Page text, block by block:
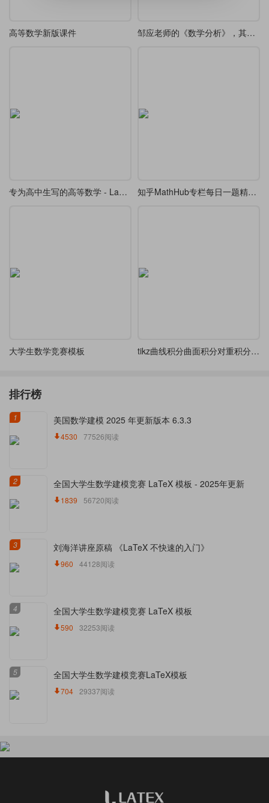
高等数学新版课件 邹应老师的《数学分析》，其上册重排本已上线。
专为高中生写的高等数学 - LaTeX 精排制作 知乎MathHub专栏每日一题精排本开源
大学生数学竞赛模板 tikz曲线积分曲面积分对重积分的转换关系图
排行榜
1 美国数学建模 2025 年更新版本 6.3.3
4530 77526阅读
2 全国大学生数学建模竞赛 LaTeX 模板 - 2025年更新
1839 56720阅读
3 刘海洋讲座原稿 《LaTeX 不快速的入门》
960 44128阅读
4 全国大学生数学建模竞赛 LaTeX 模板
590 32253阅读
5 全国大学生数学建模竞赛LaTeX模板
704 29337阅读